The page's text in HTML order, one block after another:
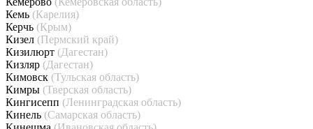
Кемь (Карелия)
Керчь (Крым)
Кизел (Пермский край)
Кизилюрт (Дагестан)
Кизляр (Дагестан)
Кимовск (Тульская область)
Кимры (Тверская область)
Кингисепп (Ленинградская область)
Кинель (Самарская область)